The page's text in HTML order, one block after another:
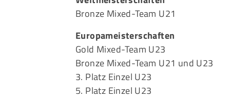
Bronze Mixed-Team U21
Europameisterschaften
Gold Mixed-Team U23
Bronze Mixed-Team U21 und U23
3. Platz Einzel U23
5. Platz Einzel U23